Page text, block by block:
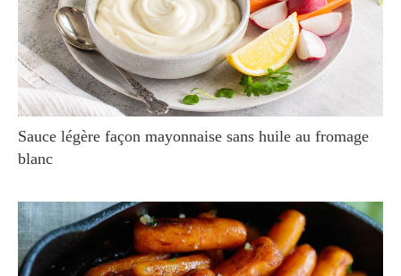
Sauce légère façon mayonnaise sans huile au fromage
blanc